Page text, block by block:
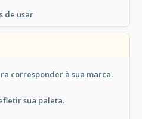
de usar
corresponder à sua marca.
sua paleta.